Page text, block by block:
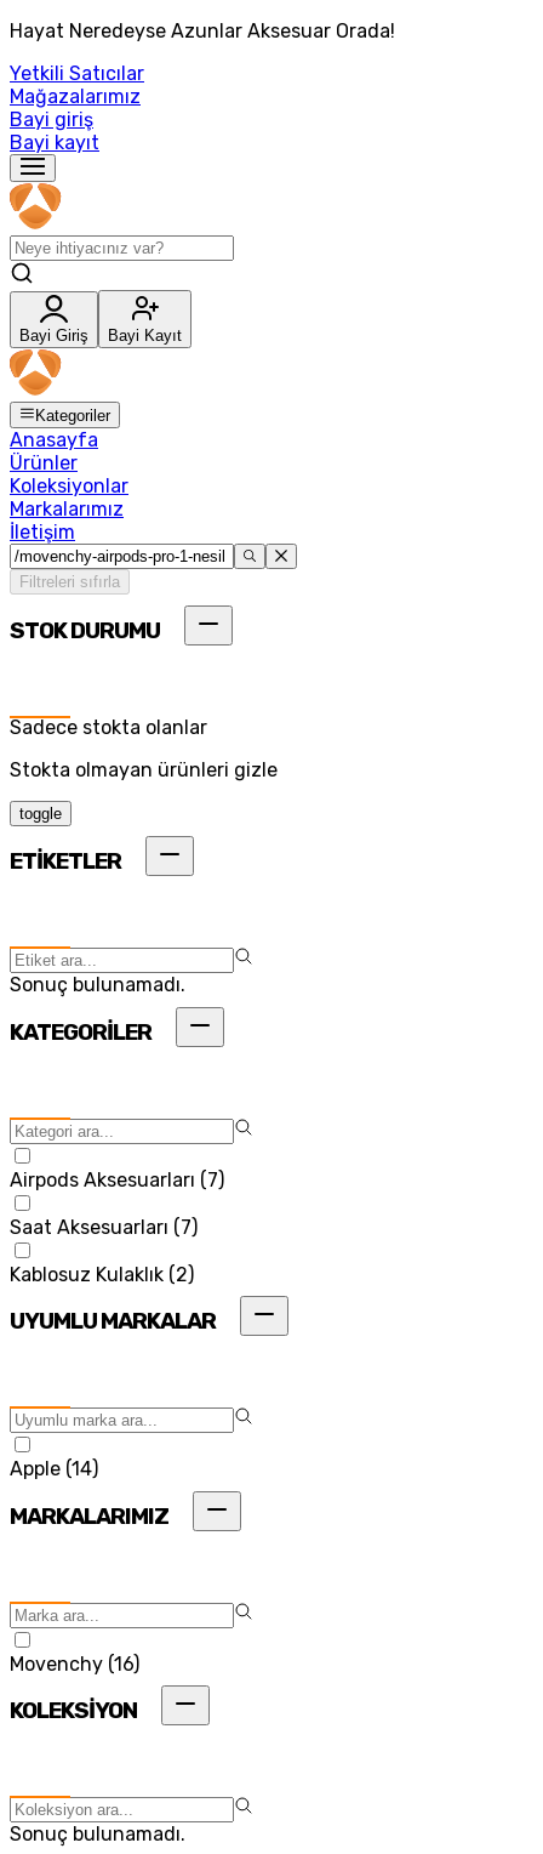
Hayat Neredeyse Azunlar Aksesuar Orada!
Yetkili Satıcılar
Mağazalarımız
Bayi giriş
Bayi kayıt
Bayi Giriş Bayi Kayıt
Kategoriler
Anasayfa
Ürünler
Koleksiyonlar
Markalarımız
İletişim
Filtreleri sıfırla
STOK DURUMU
Sadece stokta olanlar
Stokta olmayan ürünleri gizle
toggle
ETİKETLER
Sonuç bulunamadı.
KATEGORİLER
Airpods Aksesuarları (7)
Saat Aksesuarları (7)
Kablosuz Kulaklık (2)
UYUMLU MARKALAR
Apple (14)
MARKALARIMIZ
Movenchy (16)
KOLEKSİYON
Sonuç bulunamadı.